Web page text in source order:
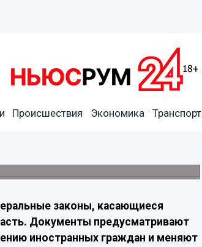
Происшествия Экономика Транспорт
правила для трудовых
законы, касающиеся
Документы предусматривают
иностранных граждан и меняют